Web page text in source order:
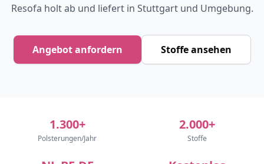
Resofa holt ab und liefert in Stuttgart und Umgebung.
Angebot anfordern Stoffe ansehen
1.300+
Polsterungen/Jahr
2.000+
Stoffe